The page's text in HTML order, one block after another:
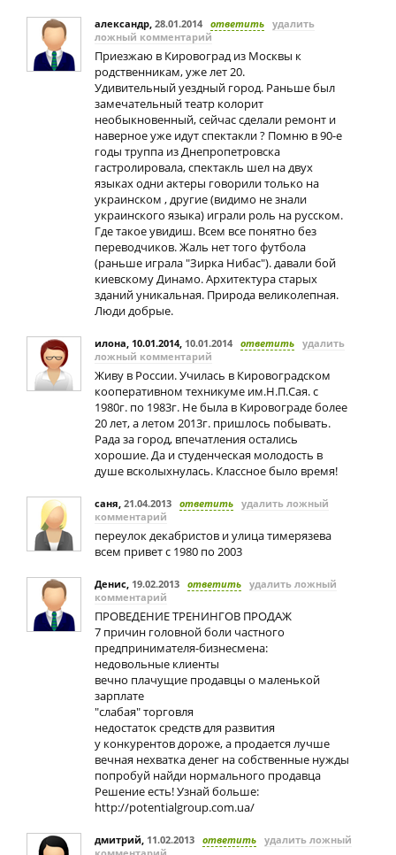
александр, 28.01.2014 ответить удалить
ложный комментарий
Приезжаю в Кировоград из Москвы к
родственникам, уже лет 20.
Удивительный уездный город. Раньше был
замечательный театр колорит
необыкновенный, сейчас сделали ремонт и
наверное уже идут спектакли ? Помню в 90-е
годы труппа из Днепропетровска
гастролировала, спектакль шел на двух
языках одни актеры говорили только на
украинском , другие (видимо не знали
украинского языка) играли роль на русском.
Где такое увидиш. Всем все понятно без
переводчиков. Жаль нет того футбола
(раньше играла "Зирка Нибас"). давали бой
киевскому Динамо. Архитектура старых
зданий уникальная. Природа великолепная.
Люди добрые.
илона, 10.01.2014, 10.01.2014 ответить удалить
ложный комментарий
Живу в России. Училась в Кировоградском
кооперативном техникуме им.Н.П.Сая. с
1980г. по 1983г. Не была в Кировограде более
20 лет, а летом 2013г. пришлось побывать.
Рада за город, впечатления остались
хорошие. Да и студенческая молодость в
душе всколыхнулась. Классное было время!
саня, 21.04.2013 ответить удалить ложный
комментарий
переулок декабристов и улица тимерязева
всем привет с 1980 по 2003
Денис, 19.02.2013 ответить удалить ложный
комментарий
ПРОВЕДЕНИЕ ТРЕНИНГОВ ПРОДАЖ
7 причин головной боли частного
предпринимателя-бизнесмена:
недовольные клиенты
вечно плачущие продавцы о маленькой
зарплате
"слабая" торговля
недостаток средств для развития
у конкурентов дороже, а продается лучше
вечная нехватка денег на собственные нужды
попробуй найди нормального продавца
Решение есть! Узнай больше:
http://potentialgroup.com.ua/
дмитрий, 11.02.2013 ответить удалить ложный